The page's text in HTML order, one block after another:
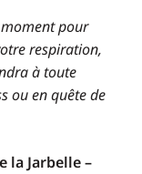
pour
respiration,
à toute
ou en quête de
la Jarbelle –